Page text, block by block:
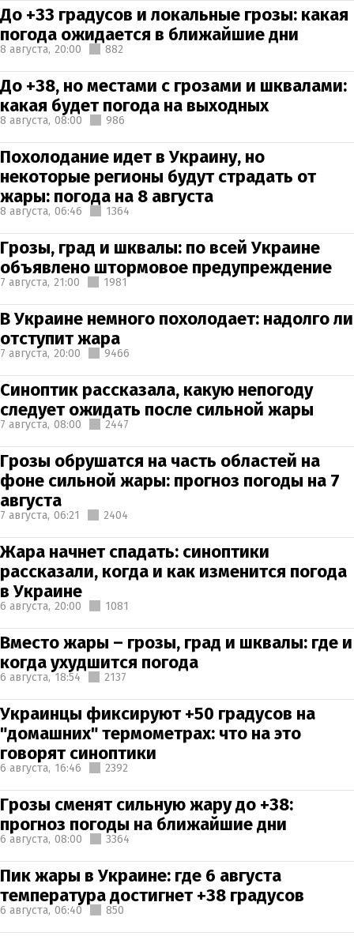
До +33 градусов и локальные грозы: какая
погода ожидается в ближайшие дни
8 августа, 20:00 882
До +38, но местами с грозами и шквалами:
какая будет погода на выходных
8 августа, 08:00 986
Похолодание идет в Украину, но
некоторые регионы будут страдать от
жары: погода на 8 августа
8 августа, 06:46 1364
Грозы, град и шквалы: по всей Украине
объявлено штормовое предупреждение
7 августа, 21:00 1981
В Украине немного похолодает: надолго ли
отступит жара
7 августа, 20:00 9466
Синоптик рассказала, какую непогоду
следует ожидать после сильной жары
7 августа, 08:00 2447
Грозы обрушатся на часть областей на
фоне сильной жары: прогноз погоды на 7
августа
7 августа, 06:21 2404
Жара начнет спадать: синоптики
рассказали, когда и как изменится погода
в Украине
6 августа, 20:00 1081
Вместо жары – грозы, град и шквалы: где и
когда ухудшится погода
6 августа, 18:54 2137
Украинцы фиксируют +50 градусов на
"домашних" термометрах: что на это
говорят синоптики
6 августа, 16:46 2392
Грозы сменят сильную жару до +38:
прогноз погоды на ближайшие дни
6 августа, 08:00 3364
Пик жары в Украине: где 6 августа
температура достигнет +38 градусов
6 августа, 06:40 850